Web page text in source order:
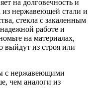
на долговечность и
из нержавеющей стали и
стекла с закаленным
работе и
на материалах,
выйдут из строя или
с нержавеющими
чем аналоги из